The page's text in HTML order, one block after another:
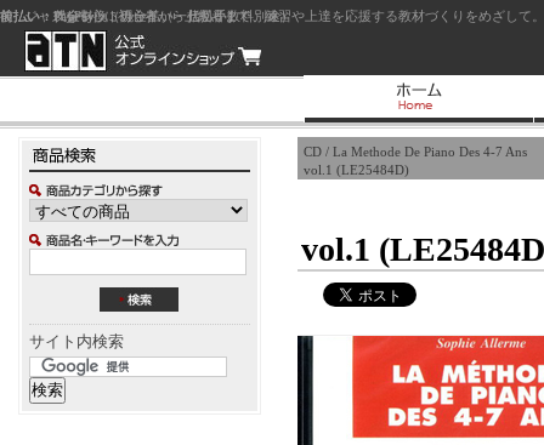
ジャズを中心に初心者から上級者まで、練習や上達を応援する教材づくりをめざし
サイト内検索
CD / La Methode De Piano Des 4-7 Ans
vol.1 (LE25484D)
vol.1
前払い：クレジットカード（一括払い）
後払い：代金引換（現金払い・代引手数料別途）
前払い：PayPay